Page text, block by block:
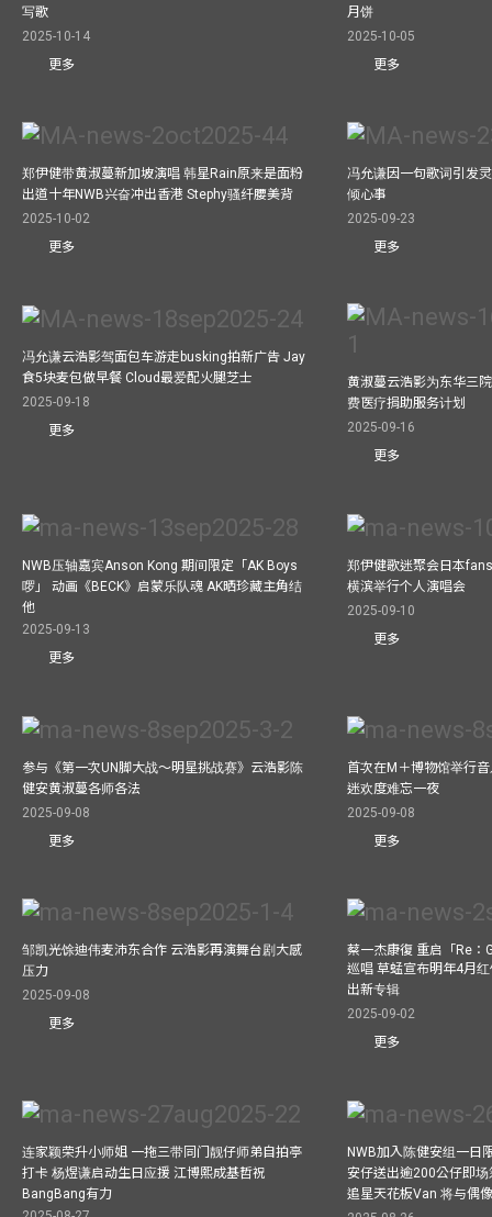
写歌
2025-10-14
更多
月饼
2025-10-05
更多
郑伊健带黄淑蔓新加坡演唱 韩星Rain原来是面粉
出道十年NWB兴奋冲出香港 Stephy骚纤腰美背
2025-10-02
更多
冯允谦因一句歌词引发
倾心事
2025-09-23
更多
冯允谦云浩影驾面包车游走busking拍新广告 Jay
食5块麦包做早餐 Cloud最爱配火腿芝士
2025-09-18
更多
黄淑蔓云浩影为东华三
费医疗捐助服务计划
2025-09-16
更多
NWB压轴嘉宾Anson Kong 期间限定「AK Boys
啰」 动画《BECK》启蒙乐队魂 AK晒珍藏主角结
他
2025-09-13
更多
郑伊健歌迷聚会日本
横滨举行个人演唱会
2025-09-10
更多
参与《第一次UN脚大战～明星挑战赛》云浩影陈
健安黄淑蔓各师各法
2025-09-08
更多
首次在M＋博物馆举行
迷欢度难忘一夜
2025-09-08
更多
邹凯光馀迪伟麦沛东合作 云浩影再演舞台剧大感
压力
2025-09-08
更多
蔡一杰康復 重启「Re：
巡唱 草蜢宣布明年4月
出新专辑
2025-09-02
更多
连家颖荣升小师姐 一拖三带同门靓仔师弟自拍亭
打卡 杨煜谦启动生日应援 江博熙成基哲祝
BangBang有力
NWB加入陈健安组一日
安仔送出逾200公仔即
追星天花板Van 将与偶